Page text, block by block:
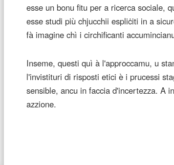
esse un bonu fitu per a ricerca sociale,
esse studi più chjucchii espliċiti in a
fà imagine chì i circhificanti
Inseme, questi quì à l'approccamu, u
l'invistituri di risposti etici è i prucessi
sensible, ancu in faccia d'incertezza. A
azzione.